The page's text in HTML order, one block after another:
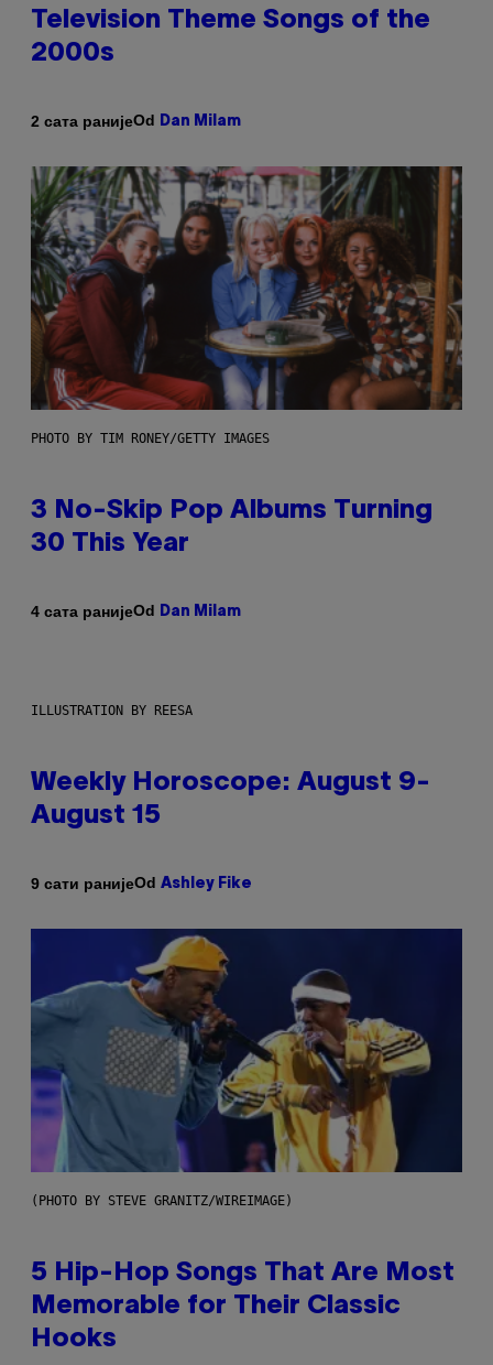
Television Theme Songs of the
2000s
2 сата ранијеOd Dan Milam
PHOTO BY TIM RONEY/GETTY IMAGES
3 No-Skip Pop Albums Turning
30 This Year
4 сата ранијеOd Dan Milam
ILLUSTRATION BY REESA
Weekly Horoscope: August 9-
August 15
9 сати ранијеOd Ashley Fike
(PHOTO BY STEVE GRANITZ/WIREIMAGE)
5 Hip-Hop Songs That Are Most
Memorable for Their Classic
Hooks